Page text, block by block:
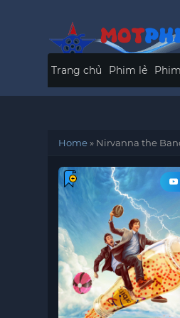
Trang chủ Phim lẻ
Home» Nirvanna the